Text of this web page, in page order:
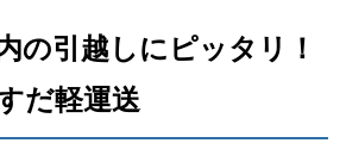
の引越しにピッタリ！
だ軽運送